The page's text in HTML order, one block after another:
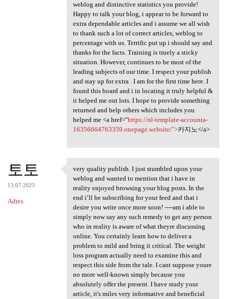
weblog and distinctive statistics you provide!
Happy to talk your blog, i appear to be forward to
extra dependable articles and i assume we all wish
to thank such a lot of correct articles, weblog to
percentage with us. Terrific put up i should say and
thanks for the facts. Training is truely a sticky
situation. However, continues to be most of the
leading subjects of our time. I respect your publish
and stay up for extra . I am for the first time here. I
found this board and i in locating it truly helpful &
it helped me out lots. I hope to provide something
returned and help others which includes you
helped me <a href="https://nl-template-accounta-
16356664763359.onepage.website/">카지노</a>
토토
13.07.2023
Adres
very quality publish. I just
very quality publish. I just stumbled upon your
weblog and wanted to mention that i have in
reality enjoyed browsing your blog posts. In the
end i’ll be subscribing for your feed and that i
desire you write once more soon! ----am i able to
simply now say any such remedy to get any person
who in reality is aware of what theyre discussing
online. You certainly learn how to deliver a
problem to mild and bring it critical. The weight
loss program actually need to examine this and
respect this side from the tale. I cant suppose youre
no more well-known simply because you
absolutely offer the present. I have study your
article, it's miles very informative and beneficial